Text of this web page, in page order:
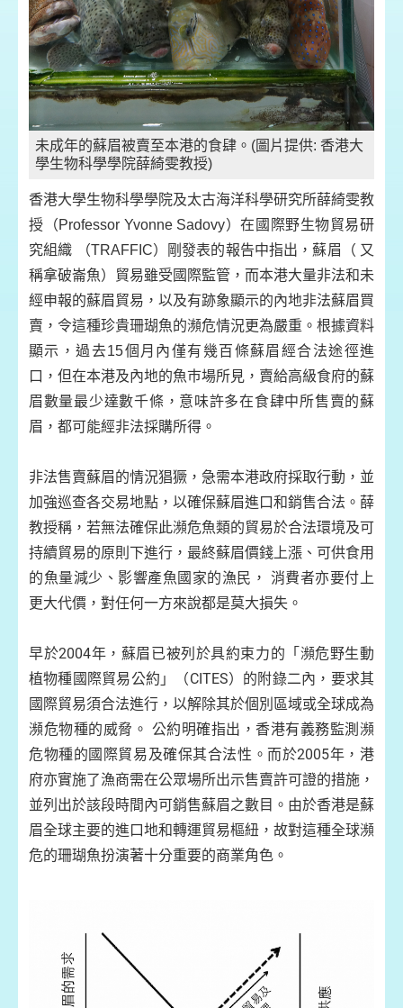
未成年的蘇眉被賣至本港的食肆。(圖片提供: 香港大
學生物科學學院薛綺雯教授)
香港大學生物科學學院及太古海洋科學研究所薛綺雯教
授（Professor Yvonne Sadovy）在國際野生物貿易研
究組織 （TRAFFIC）剛發表的報告中指出，蘇眉（ 又
稱拿破崙魚）貿易雖受國際監管，而本港大量非法和未
經申報的蘇眉貿易，以及有跡象顯示的內地非法蘇眉買
賣，令這種珍貴珊瑚魚的瀕危情況更為嚴重。根據資料
顯示，過去15個月內僅有幾百條蘇眉經合法途徑進
口，但在本港及內地的魚巿場所見，賣給高級食府的蘇
眉數量最少達數千條，意味許多在食肆中所售賣的蘇
眉，都可能經非法採購所得。
非法售賣蘇眉的情況猖獗，急需本港政府採取行動，並
加強巡查各交易地點，以確保蘇眉進口和銷售合法。薛
教授稱，若無法確保此瀕危魚類的貿易於合法環境及可
持續貿易的原則下進行，最終蘇眉價錢上漲、可供食用
的魚量減少、影響產魚國家的漁民， 消費者亦要付上
更大代價，對任何一方來說都是莫大損失。
早於2004年，蘇眉已被列於具約束力的「瀕危野生動
植物種國際貿易公約」（CITES）的附錄二內，要求其
國際貿易須合法進行，以解除其於個別區域或全球成為
瀕危物種的威脅。 公約明確指出，香港有義務監測瀕
危物種的國際貿易及確保其合法性。而於2005年，港
府亦實施了漁商需在公眾場所出示售賣許可證的措施，
並列出於該段時間內可銷售蘇眉之數目。由於香港是蘇
眉全球主要的進口地和轉運貿易樞紐，故對這種全球瀕
危的珊瑚魚扮演著十分重要的商業角色。